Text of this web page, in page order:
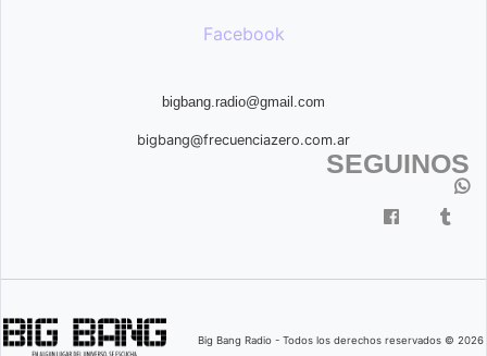
Facebook
bigbang.radio@gmail.com
bigbang@frecuenciazero.com.ar
SEGUINOS
Big Bang Radio - Todos los derechos reservados © 2026